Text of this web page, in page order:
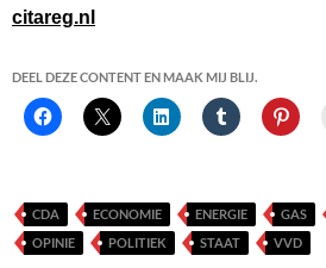
citareg.nl
DEEL DEZE CONTENT EN MAAK MIJ BLIJ.
CDA ECONOMIE ENERGIE GAS
OPINIE
POLITIEK STAAT VVD